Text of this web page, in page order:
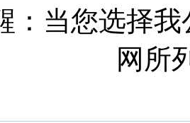
： 当您选择
网所